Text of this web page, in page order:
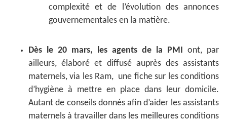
complexité et de l’évolution des annonces
gouvernementales en la matière.
Dès le 20 mars, les agents de la PMI ont, par
ailleurs, élaboré et diffusé auprès des assistants
maternels, via les Ram, une fiche sur les conditions
d’hygiène à mettre en place dans leur domicile.
Autant de conseils donnés afin d’aider les assistants
maternels à travailler dans les meilleures conditions